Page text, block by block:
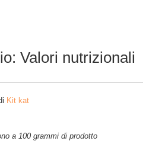
Valori nutrizionali
Kit kat
a 100 grammi di prodotto